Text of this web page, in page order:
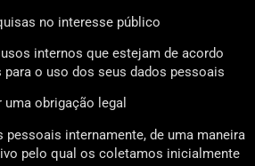
no interesse público
internos que estejam de acordo
o uso dos seus dados pessoais
obrigação legal
pessoais internamente, de uma maneira
pelo qual os coletamos inicialmente